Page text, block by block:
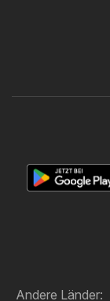
Andere Länder: